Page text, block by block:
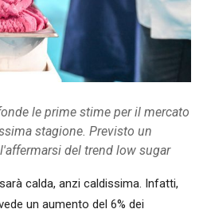
le prime stime per il mercato
stagione. Previsto un
del trend low sugar
calda, anzi caldissima. Infatti,
un aumento del 6% dei